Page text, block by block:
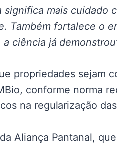
significa mais cuidado
Também fortalece o
ciência já
propriedades sejam
conforme norma
na regularização
Aliança Pantanal,